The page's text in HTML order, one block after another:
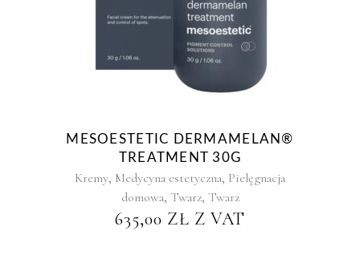
MESOESTETIC DERMAMELAN®
TREATMENT 30G
Kremy, Medycyna estetyczna, Pielęgnacja
domowa, Twarz, Twarz
635,00 ZŁ Z VAT